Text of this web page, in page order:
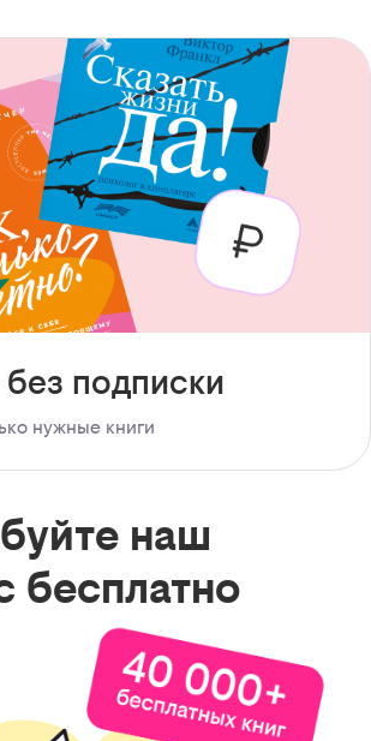
без подписки
нужные книги
наш
бесплатно